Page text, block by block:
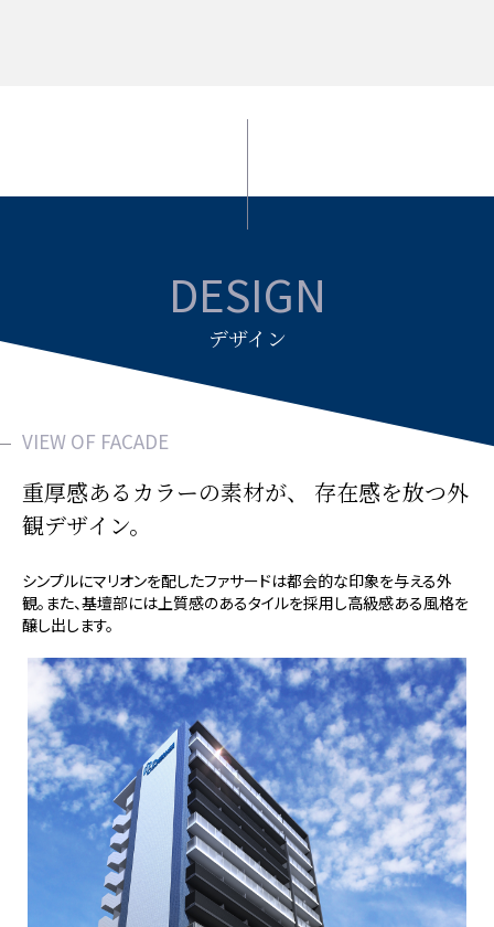
DESIGN
デザイン
VIEW OF FACADE
重厚感あるカラーの素材が、
存在感を放つ外
観デザイン。
シンプルにマリオンを配したファサードは都会的な印象を与える外
観。また、基壇部には上質感のあるタイルを採用し高級感ある風格を
醸し出します。